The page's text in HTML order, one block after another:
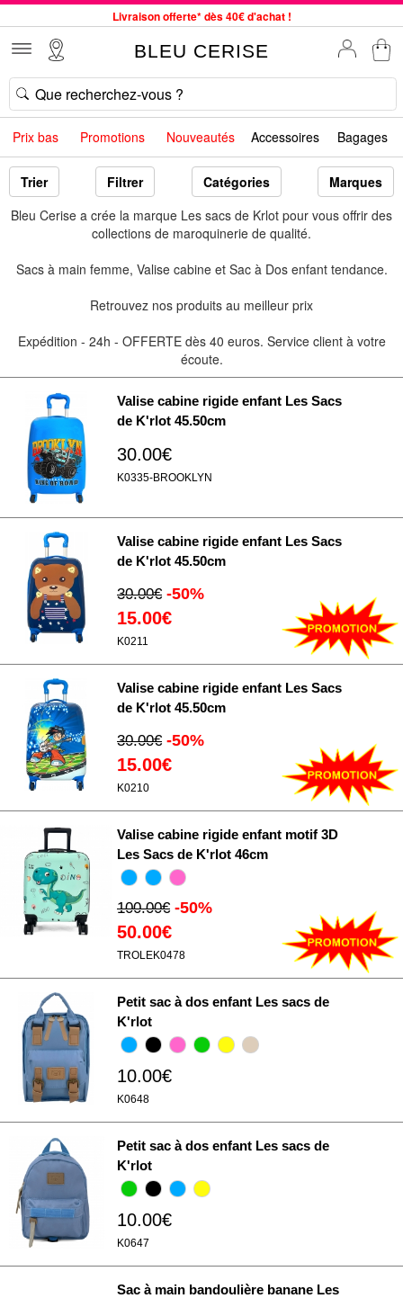
Livraison offerte* dès 40€ d'achat !
Commande avant 12h expédiée le jour même, du lundi au vendredi
33 magasins en France. Un à proximité de chez vous ?
Bon shopping chez BLEU CERISE !
Jusqu'à -75% sur le site du 29/07 au 27/08
Samsonite, Delsey, American Tourister, Little Marcel à Prix Bas
BLEU CERISE
Prix bas Promotions Nouveautés Accessoires Bagages
Trier Filtrer Catégories
Marques
Bleu Cerise a crée la marque Les sacs de Krlot pour vous offrir des
collections de maroquinerie de qualité.
Sacs à main femme, Valise cabine et Sac à Dos enfant tendance.
Retrouvez nos produits au meilleur prix
Expédition - 24h - OFFERTE dès 40 euros. Service client à votre
écoute.
Valise cabine rigide enfant Les Sacs
de K'rlot 45.50cm
30.00€
K0335-BROOKLYN
Valise cabine rigide enfant Les Sacs
de K'rlot 45.50cm
30.00€ -50%
15.00€
K0211
Valise cabine rigide enfant Les Sacs
de K'rlot 45.50cm
30.00€ -50%
15.00€
K0210
Valise cabine rigide enfant motif 3D
Les Sacs de K'rlot 46cm
100.00€ -50%
50.00€
TROLEK0478
Petit sac à dos enfant Les sacs de
K'rlot
10.00€
K0648
Petit sac à dos enfant Les sacs de
K'rlot
10.00€
K0647
Sac à main bandoulière banane Les